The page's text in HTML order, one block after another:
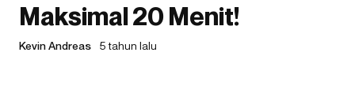
Maksimal 20 Menit!
Kevin Andreas 5 tahun lalu